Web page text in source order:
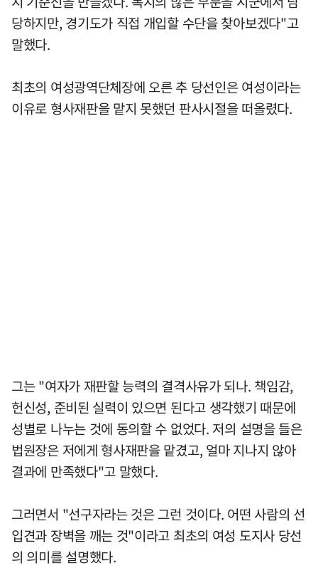
당하지만, 경기도가 직접 개입할 수단을 찾아보겠다"고
말했다.
최초의 여성광역단체장에 오른 추 당선인은 여성이라는
이유로 형사재판을 맡지 못했던 판사시절을 떠올렸다.
그는 "여자가 재판할 능력의 결격사유가 되나. 책임감,
헌신성, 준비된 실력이 있으면 된다고 생각했기 때문에
성별로 나누는 것에 동의할 수 없었다. 저의 설명을 들은
법원장은 저에게 형사재판을 맡겼고, 얼마 지나지 않아
결과에 만족했다"고 말했다.
그러면서 "선구자라는 것은 그런 것이다. 어떤 사람의 선
입견과 장벽을 깨는 것"이라고 최초의 여성 도지사 당선
의 의미를 설명했다.